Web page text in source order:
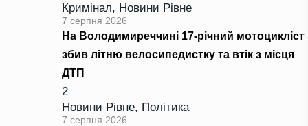
Кримінал, Новини Рівне
7 серпня 2026
На Володимиреччині 17-річний мотоцикліст
збив літню велосипедистку та втік з місця
ДТП
2
Новини Рівне, Політика
7 серпня 2026